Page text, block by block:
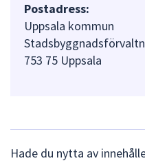
Postadress:
Uppsala kommun
753 75 Uppsala
ä
Hade du nytta av